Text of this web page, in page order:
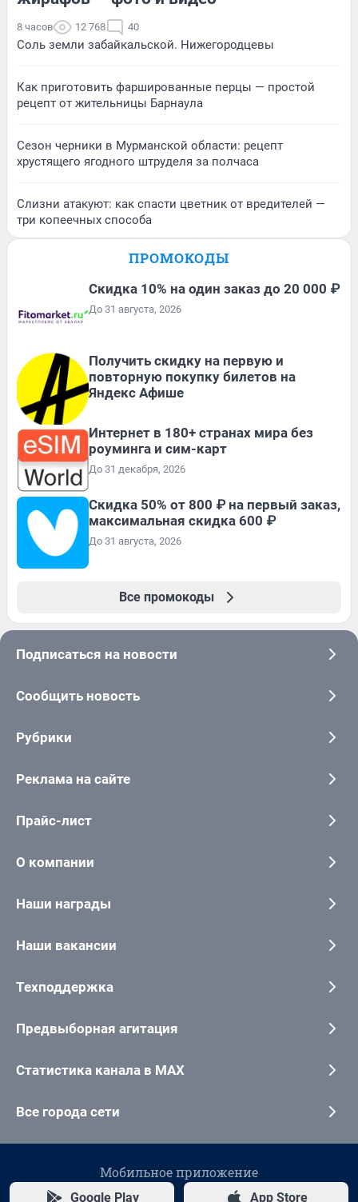
8 часов 12 768 40
Соль земли забайкальской. Нижегородцевы
Как приготовить фаршированные перцы — простой
рецепт от жительницы Барнаула
Сезон черники в Мурманской области: рецепт
хрустящего ягодного штруделя за полчаса
Слизни атакуют: как спасти цветник от вредителей —
три копеечных способа
ПРОМОКОДЫ
Скидка 10% на один заказ до 20 000 ₽
До 31 августа, 2026
Получить скидку на первую и
повторную покупку билетов на
Яндекс Афише
Интернет в 180+ странах мира без
роуминга и сим-карт
До 31 декабря, 2026
Скидка 50% от 800 ₽ на первый заказ,
максимальная скидка 600 ₽
До 31 августа, 2026
Все промокоды
Подписаться на новости
Сообщить новость
Рубрики
Реклама на сайте
Прайс-лист
О компании
Наши награды
Наши вакансии
Техподдержка
Предвыборная агитация
Статистика канала в MAX
Все города сети
Мобильное приложение
Google Play App Store